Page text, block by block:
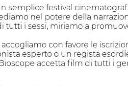
semplice festival
nel potere della
tutti i sessi, miriamo a
con favore le
esperto o un regista
accetta film di tutti i